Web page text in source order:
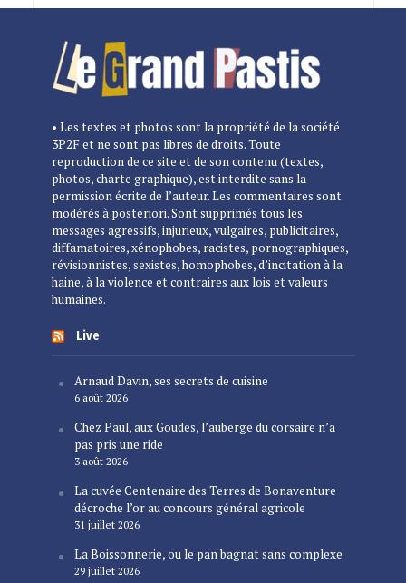
• Les textes et photos sont la propriété de la société
3P2F et ne sont pas libres de droits. Toute
reproduction de ce site et de son contenu (textes,
photos, charte graphique), est interdite sans la
permission écrite de l’auteur. Les commentaires sont
modérés à posteriori. Sont supprimés tous les
messages agressifs, injurieux, vulgaires, publicitaires,
diffamatoires, xénophobes, racistes, pornographiques,
révisionnistes, sexistes, homophobes, d’incitation à la
haine, à la violence et contraires aux lois et valeurs
humaines.
Live
Arnaud Davin, ses secrets de cuisine
6 août 2026
Chez Paul, aux Goudes, l’auberge du corsaire n’a
pas pris une ride
3 août 2026
La cuvée Centenaire des Terres de Bonaventure
décroche l’or au concours général agricole
31 juillet 2026
La Boissonnerie, ou le pan bagnat sans complexe
29 juillet 2026